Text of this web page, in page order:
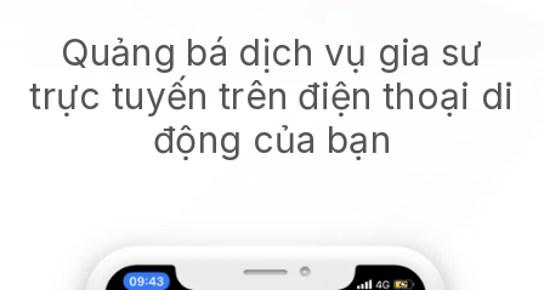
Quảng bá dịch vụ gia sư
trực tuyến trên điện thoại di
động của bạn